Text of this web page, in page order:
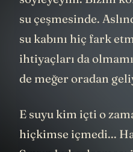
söyleyeyim. Bizim
su çeşmesinde.
su kabını hiç fark
ihtiyaçları da
de meğer oradan
E suyu kim içti o
hiçkimse içmedi...